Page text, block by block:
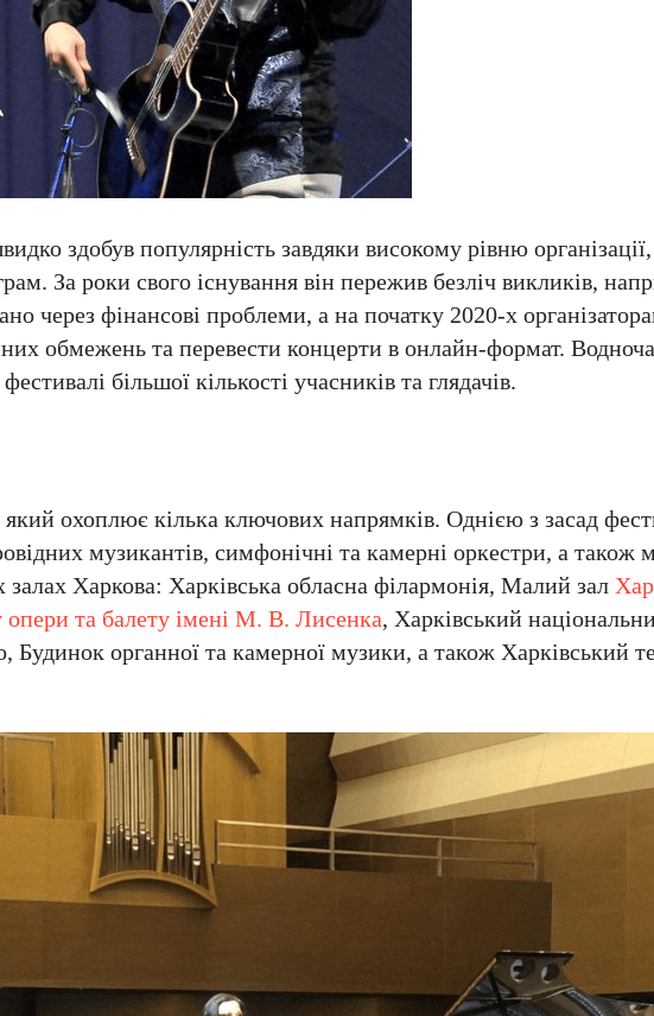
здобув популярність завдяки високому рівню
За роки свого існування він пережив безліч викликів,
через фінансові проблеми, а на початку 2020-х
обмежень та перевести концерти в онлайн-формат.
більшої кількості учасників та глядачів.
який охоплює кілька ключових напрямків. Однією з засад
музикантів, симфонічні та камерні оркестри, а також
Харкова: Харківська обласна філармонія, Малий зал
опери та балету імені М. В. Лисенка, Харківський
Будинок органної та камерної музики, а також Харківський